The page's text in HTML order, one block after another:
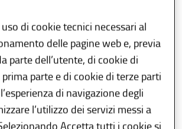
dei dati
dal Piano di
AIA -
AIDA
11 comma 2 delD.lgs
di cookie tecnici necessari al
delle pagine web e, previa
parte dell’utente, di cookie di
parte e di cookie di terze parti
di navigazione degli
l’utilizzo dei servizi messi a
Accetta tutti i cookie si